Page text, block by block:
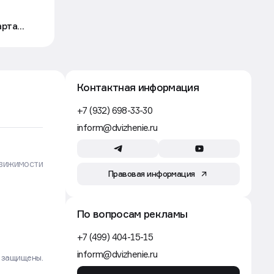
PR-директор ПИК покинул
агентство
Движение
Ритейлер Lime закроет
Движение